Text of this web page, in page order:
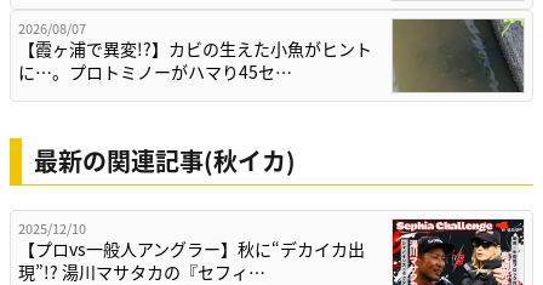
2026/08/07
【霞ヶ浦で異変!?】カビの生えた小魚がヒント
に…。プロトミノーがハマり45セ…
最新の関連記事(秋イカ)
2025/12/10
【プロvs一般人アングラー】秋に“デカイカ出
現”!? 湯川マサタカの『セフィ…